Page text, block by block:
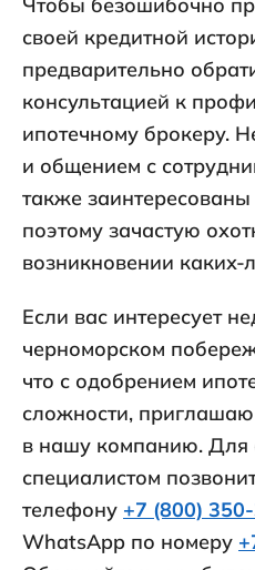
своей кредитной
предварительно
консультацией к
ипотечному брокеру.
и общением с
также
поэтому зачастую
возникновении каких-
Если вас интересует
черноморском
что с одобрением
сложности,
в нашу компанию. Для
специалистом
телефону +7 (800)
WhatsApp по номеру